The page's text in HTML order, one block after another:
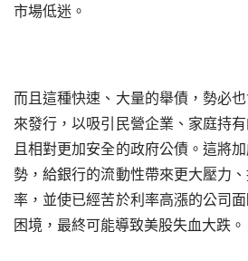
市場低迷。
而且這種快速、大量的舉債，勢必也
來發行，以吸引民營企業、家庭持
且相對更加安全的政府公債。這將
勢，給銀行的流動性帶來更大壓力
率，並使已經苦於利率高漲的公司
困境，最終可能導致美股失血大跌。